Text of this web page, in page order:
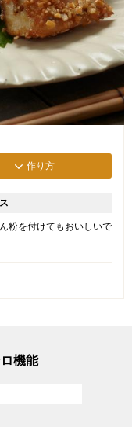
作り方
粉を付けてもおいしいで
機能